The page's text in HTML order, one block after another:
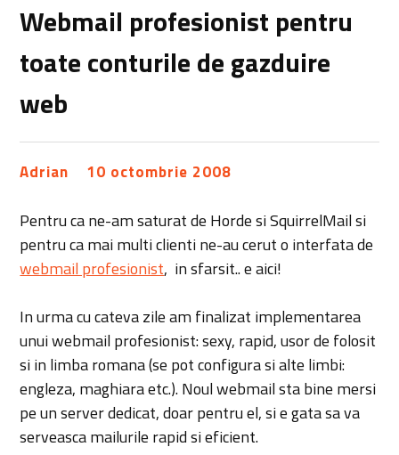
Webmail profesionist pentru
toate conturile de gazduire
web
Adrian 10 octombrie 2008
Pentru ca ne-am saturat de Horde si SquirrelMail si
pentru ca mai multi clienti ne-au cerut o interfata de
webmail profesionist, in sfarsit.. e aici!
In urma cu cateva zile am finalizat implementarea
unui webmail profesionist: sexy, rapid, usor de folosit
si in limba romana (se pot configura si alte limbi:
engleza, maghiara etc.). Noul webmail sta bine mersi
pe un server dedicat, doar pentru el, si e gata sa va
serveasca mailurile rapid si eficient.